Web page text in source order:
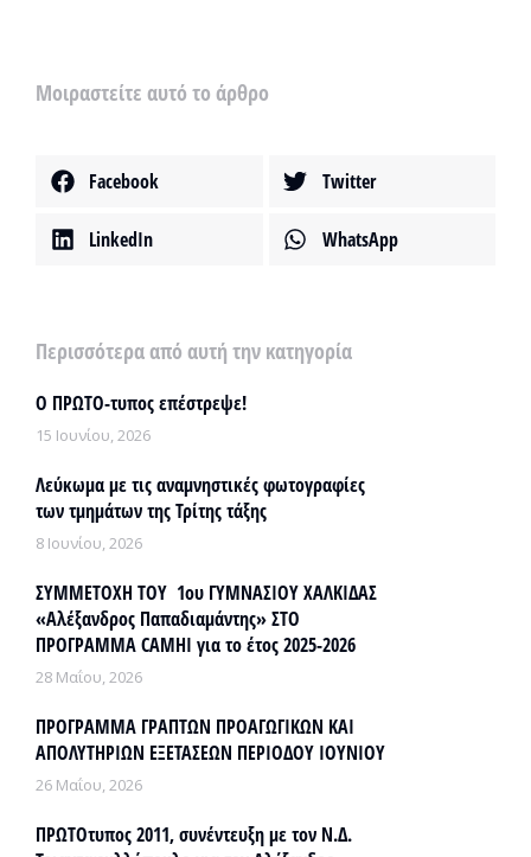
Μοιραστείτε αυτό το άρθρο
Facebook Twitter
LinkedIn WhatsApp
Περισσότερα από αυτή την κατηγορία
Ο ΠΡΩΤΟ-τυπος επέστρεψε!
15 Ιουνίου, 2026
Λεύκωμα με τις αναμνηστικές φωτογραφίες
των τμημάτων της Τρίτης τάξης
8 Ιουνίου, 2026
ΣΥΜΜΕΤΟΧΗ ΤΟΥ 1ου ΓΥΜΝΑΣΙΟΥ ΧΑΛΚΙΔΑΣ
«Αλέξανδρος Παπαδιαμάντης» ΣΤΟ
ΠΡΟΓΡΑΜΜΑ CAMHI για το έτος 2025-2026
28 Μαΐου, 2026
ΠΡΟΓΡΑΜΜΑ ΓΡΑΠΤΩΝ ΠΡΟΑΓΩΓΙΚΩΝ ΚΑΙ
ΑΠΟΛΥΤΗΡΙΩΝ ΕΞΕΤΑΣΕΩΝ ΠΕΡΙΟΔΟΥ ΙΟΥΝΙΟΥ
26 Μαΐου, 2026
ΠΡΩΤΟτυπος 2011, συνέντευξη με τον Ν.Δ.